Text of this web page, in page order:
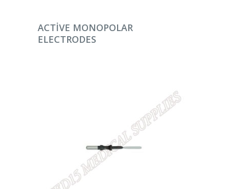
DEVAMINI OKU
ACTIVE MONOPOLAR
ELECTRODES